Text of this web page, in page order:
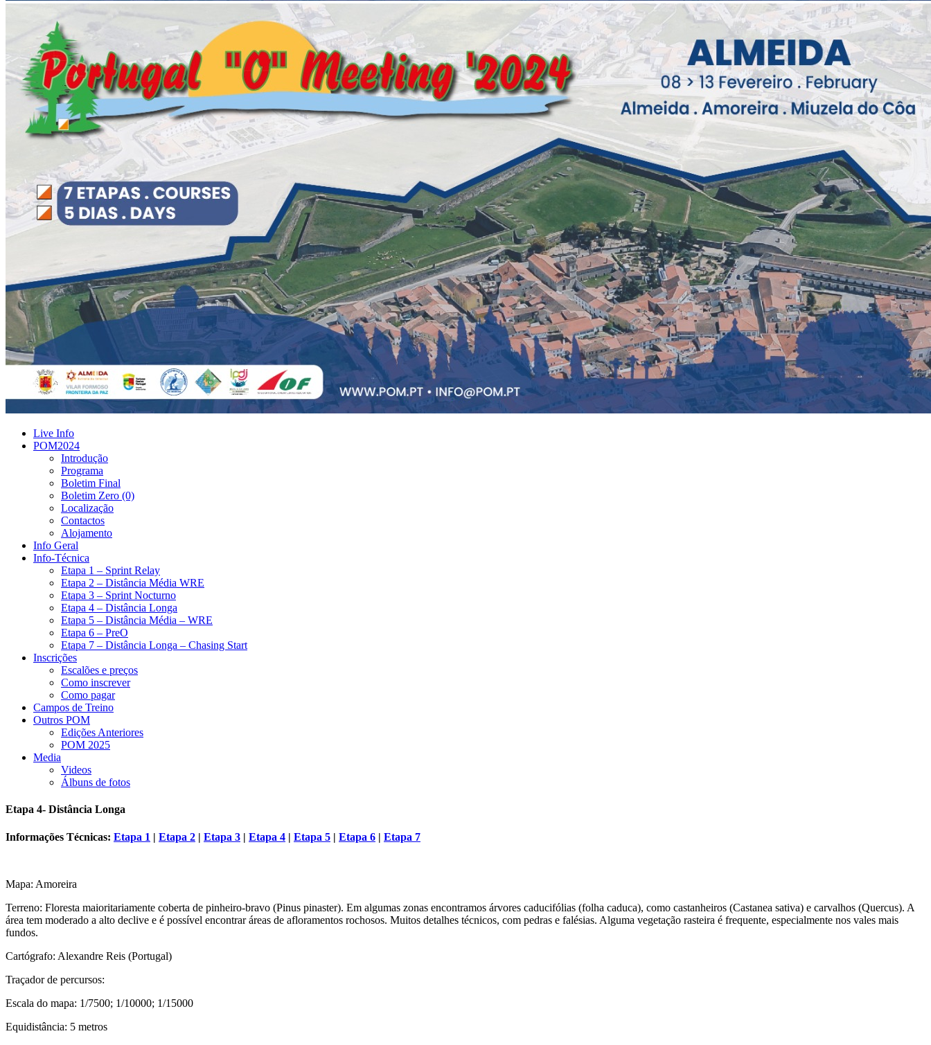
Live Info
POM2024
Introdução
Programa
Boletim Final
Boletim Zero (0)
Localização
Contactos
Alojamento
Info Geral
Info-Técnica
Etapa 1 – Sprint Relay
Etapa 2 – Distância Média WRE
Etapa 3 – Sprint Nocturno
Etapa 4 – Distância Longa
Etapa 5 – Distância Média – WRE
Etapa 6 – PreO
Etapa 7 – Distância Longa – Chasing Start
Inscrições
Escalões e preços
Como inscrever
Como pagar
Campos de Treino
Outros POM
Edições Anteriores
POM 2025
Media
Videos
Álbuns de fotos
Etapa 4- Distância Longa
Informações Técnicas: Etapa 1 | Etapa 2 | Etapa 3 | Etapa 4 | Etapa 5 | Etapa 6 | Etapa 7
Mapa: Amoreira
Terreno: Floresta maioritariamente coberta de pinheiro-bravo (Pinus pinaster). Em algumas zonas encontramos árvores caducifólias (folha caduca), como castanheiros (Castanea sativa) e carvalhos (Quercus). A
área tem moderado a alto declive e é possível encontrar áreas de afloramentos rochosos. Muitos detalhes técnicos, com pedras e falésias. Alguma vegetação rasteira é frequente, especialmente nos vales mais
fundos.
Cartógrafo: Alexandre Reis (Portugal)
Traçador de percursos:
Escala do mapa: 1/7500; 1/10000; 1/15000
Equidistância: 5 metros